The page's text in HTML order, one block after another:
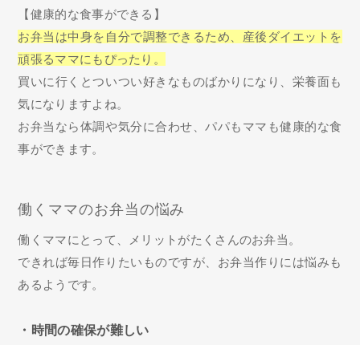
【健康的な食事ができる】
お弁当は中身を自分で調整できるため、産後ダイエットを
頑張るママにもぴったり。
買いに行くとついつい好きなものばかりになり、栄養面も
気になりますよね。
お弁当なら体調や気分に合わせ、パパもママも健康的な食
事ができます。
働くママのお弁当の悩み
働くママにとって、メリットがたくさんのお弁当。
できれば毎日作りたいものですが、お弁当作りには悩みも
あるようです。
・時間の確保が難しい